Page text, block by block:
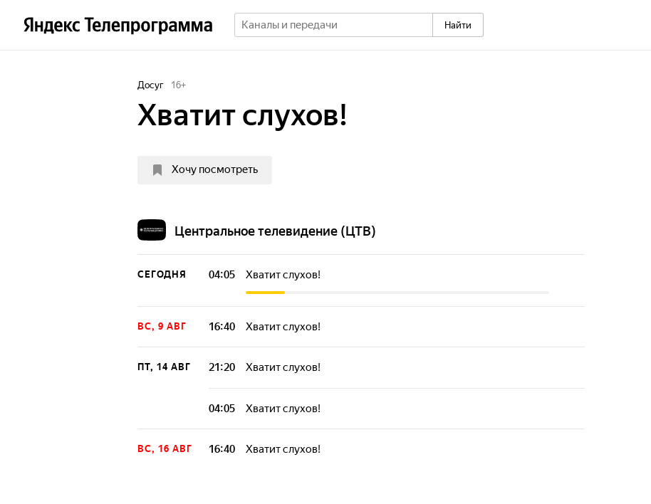
Найти
Досуг 16+
Хватит слухов!
Хочу посмотреть
Центральное телевидение (ЦТВ)
СЕГОДНЯ 04:05 Хватит слухов!
ВС, 9 АВГ 16:40 Хватит слухов!
ПТ, 14 АВГ 21:20 Хватит слухов!
04:05 Хватит слухов!
ВС, 16 АВГ 16:40 Хватит слухов!